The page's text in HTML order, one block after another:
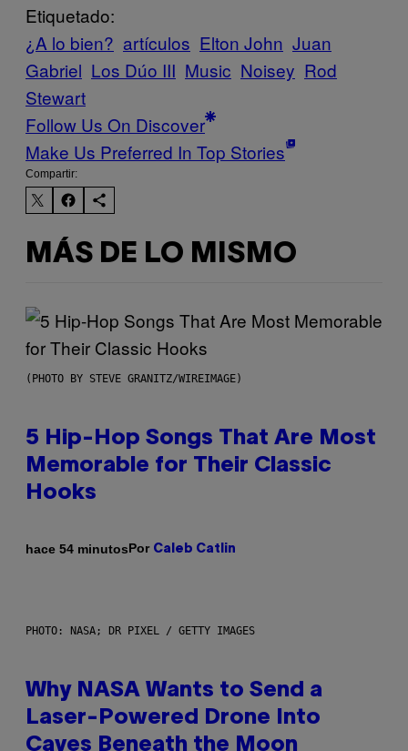
Etiquetado:
¿A lo bien? artículos Elton John Juan
Gabriel Los Dúo III Music Noisey Rod
Stewart
Follow Us On Discover
Make Us Preferred In Top Stories
Compartir:
MÁS DE LO MISMO
(PHOTO BY STEVE GRANITZ/WIREIMAGE)
5 Hip-Hop Songs That Are Most
Memorable for Their Classic
Hooks
hace 54 minutosPor Caleb Catlin
PHOTO: NASA; DR PIXEL / GETTY IMAGES
Why NASA Wants to Send a
Laser-Powered Drone Into
Caves Beneath the Moon